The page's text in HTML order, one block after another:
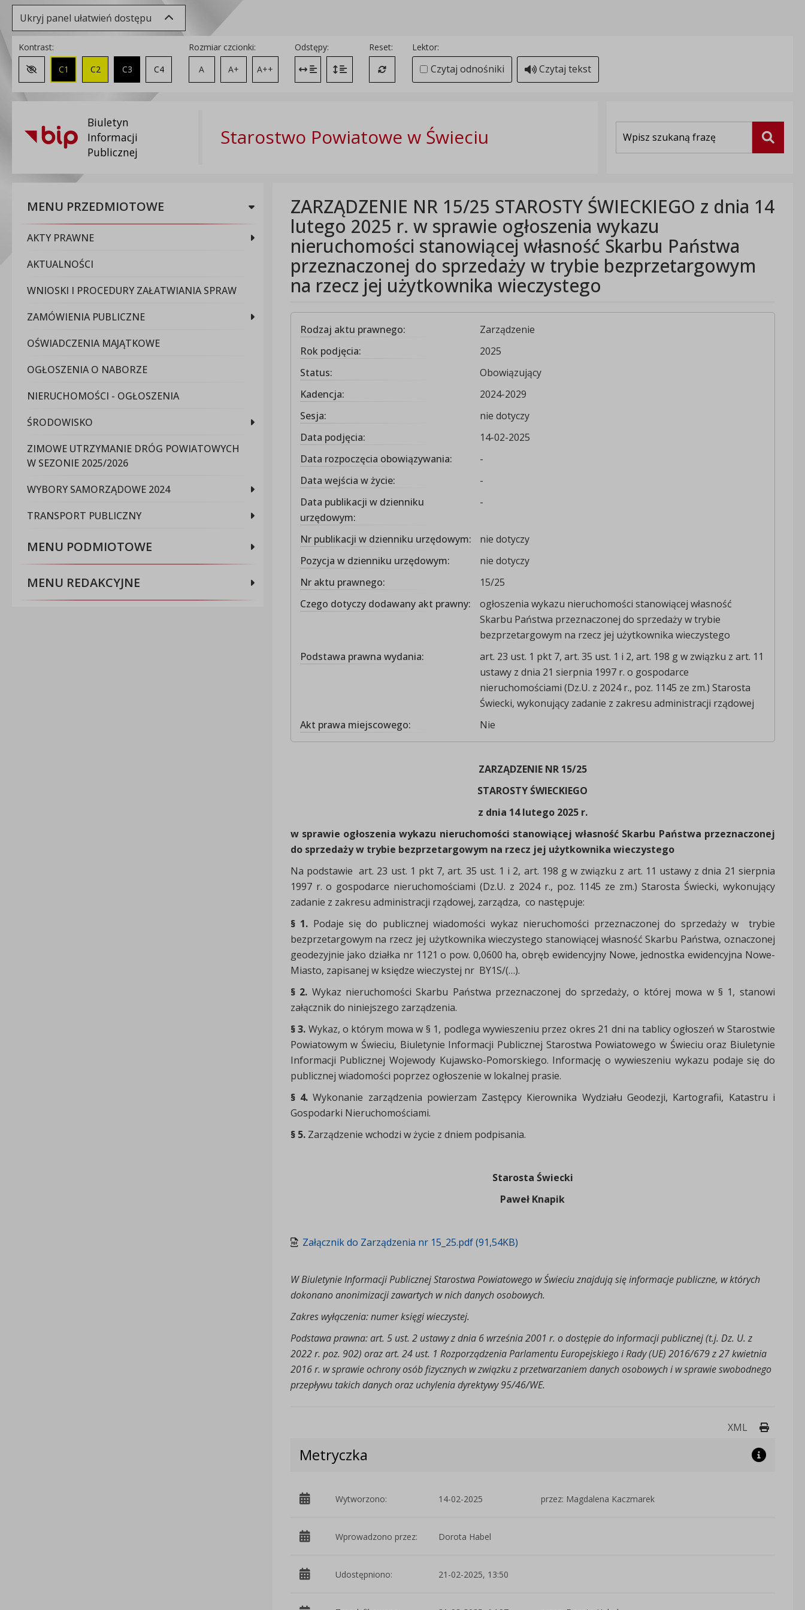
Ukryj panel ułatwień dostępu
Kontrast:
Zmień kontrast na domyślny
C1 C2 C3 C4
Rozmiar czcionki:
A
A+ A++
Odstępy:
Zmień odstęp między literami
Zmień interlinię i margines między paragrafami
Reset:
Przywróć ustawienia domyślne
Lektor:
Czytaj odnośniki Czytaj tekst
Biuletyn
Informacji
Publicznej
Starostwo Powiatowe w Świeciu Szukaj
MENU PRZEDMIOTOWE
AKTY PRAWNE
AKTUALNOŚCI
WNIOSKI I PROCEDURY ZAŁATWIANIA SPRAW
ZAMÓWIENIA PUBLICZNE
OŚWIADCZENIA MAJĄTKOWE
OGŁOSZENIA O NABORZE
NIERUCHOMOŚCI - OGŁOSZENIA
ŚRODOWISKO
ZIMOWE UTRZYMANIE DRÓG POWIATOWYCH
W SEZONIE 2025/2026
WYBORY SAMORZĄDOWE 2024
TRANSPORT PUBLICZNY
MENU PODMIOTOWE
MENU REDAKCYJNE
ZARZĄDZENIE NR 15/25 STAROSTY ŚWIECKIEGO z dnia 14
lutego 2025 r. w sprawie ogłoszenia wykazu
nieruchomości stanowiącej własność Skarbu Państwa
przeznaczonej do sprzedaży w trybie bezprzetargowym
na rzecz jej użytkownika wieczystego
Rodzaj aktu prawnego:
Zarządzenie
Rok podjęcia:
2025
Status:
Obowiązujący
Kadencja:
2024-2029
Sesja:
nie dotyczy
Data podjęcia:
14-02-2025
Data rozpoczęcia obowiązywania:
-
Data wejścia w życie:
-
Data publikacji w dzienniku
urzędowym:
-
Nr publikacji w dzienniku urzędowym:
nie dotyczy
Pozycja w dzienniku urzędowym:
nie dotyczy
Nr aktu prawnego:
15/25
Czego dotyczy dodawany akt prawny:
ogłoszenia wykazu nieruchomości stanowiącej własność
Skarbu Państwa przeznaczonej do sprzedaży w trybie
bezprzetargowym na rzecz jej użytkownika wieczystego
Podstawa prawna wydania:
art. 23 ust. 1 pkt 7, art. 35 ust. 1 i 2, art. 198 g w związku z art. 11
ustawy z dnia 21 sierpnia 1997 r. o gospodarce
nieruchomościami (Dz.U. z 2024 r., poz. 1145 ze zm.) Starosta
Świecki, wykonujący zadanie z zakresu administracji rządowej
Akt prawa miejscowego:
Nie
ZARZĄDZENIE NR 15/25
STAROSTY ŚWIECKIEGO
z dnia 14 lutego 2025 r.
w sprawie ogłoszenia wykazu nieruchomości stanowiącej własność Skarbu Państwa przeznaczonej
do sprzedaży w trybie bezprzetargowym na rzecz jej użytkownika wieczystego
Na podstawie art. 23 ust. 1 pkt 7, art. 35 ust. 1 i 2, art. 198 g w związku z art. 11 ustawy z dnia 21 sierpnia
1997 r. o gospodarce nieruchomościami (Dz.U. z 2024 r., poz. 1145 ze zm.) Starosta Świecki, wykonujący
zadanie z zakresu administracji rządowej, zarządza, co następuje:
§ 1. Podaje się do publicznej wiadomości wykaz nieruchomości przeznaczonej do sprzedaży w trybie
bezprzetargowym na rzecz jej użytkownika wieczystego stanowiącej własność Skarbu Państwa, oznaczonej
geodezyjnie jako działka nr 1121 o pow. 0,0600 ha, obręb ewidencyjny Nowe, jednostka ewidencyjna Nowe-
Miasto, zapisanej w księdze wieczystej nr BY1S/(…).
§ 2. Wykaz nieruchomości Skarbu Państwa przeznaczonej do sprzedaży, o której mowa w § 1, stanowi
załącznik do niniejszego zarządzenia.
§ 3. Wykaz, o którym mowa w § 1, podlega wywieszeniu przez okres 21 dni na tablicy ogłoszeń w Starostwie
Powiatowym w Świeciu, Biuletynie Informacji Publicznej Starostwa Powiatowego w Świeciu oraz Biuletynie
Informacji Publicznej Wojewody Kujawsko-Pomorskiego. Informację o wywieszeniu wykazu podaje się do
publicznej wiadomości poprzez ogłoszenie w lokalnej prasie.
§ 4.Wykonanie zarządzenia powierzam Zastępcy Kierownika Wydziału Geodezji, Kartografii, Katastru i
Gospodarki Nieruchomościami.
§ 5. Zarządzenie wchodzi w życie z dniem podpisania.
Starosta Świecki
Paweł Knapik
Załącznik do Zarządzenia nr 15_25.pdf (91,54KB)
W Biuletynie Informacji Publicznej Starostwa Powiatowego w Świeciu znajdują się informacje publiczne, w których
dokonano anonimizacji zawartych w nich danych osobowych.
Zakres wyłączenia: numer księgi wieczystej.
Podstawa prawna: art. 5 ust. 2 ustawy z dnia 6 września 2001 r. o dostępie do informacji publicznej (t.j. Dz. U. z
2022 r. poz. 902) oraz art. 24 ust. 1 Rozporządzenia Parlamentu Europejskiego i Rady (UE) 2016/679 z 27 kwietnia
2016 r. w sprawie ochrony osób fizycznych w związku z przetwarzaniem danych osobowych i w sprawie swobodnego
przepływu takich danych oraz uchylenia dyrektywy 95/46/WE.
XML Drukuj
Metryczka
Wytworzono: 14-02-2025 przez: Magdalena Kaczmarek
Wprowadzono przez: Dorota Habel
Udostępniono: 21-02-2025, 13:50